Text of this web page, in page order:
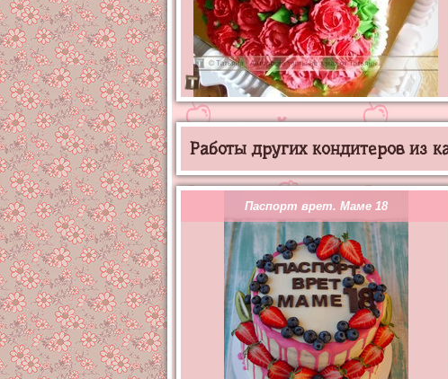
Работы других кондитеров из
Паспорт врет. Маме 18